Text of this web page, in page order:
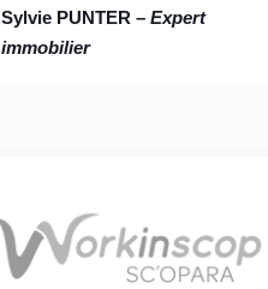
Sylvie PUNTER –Expert
immobilier